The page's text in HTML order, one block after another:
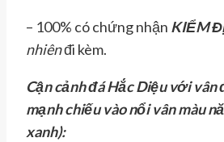
– 100% có chứng nhận KIỂM
nhiênđi kèm.
Cận cảnh đá Hắc Diệu với vân
mạnh chiếu vào nổi vân màu
xanh):